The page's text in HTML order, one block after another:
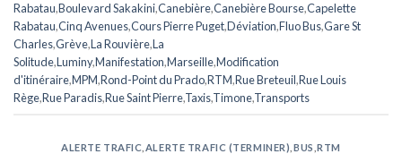
Rabatau,Boulevard Sakakini,Canebière,Canebière Bourse,Capelette
Rabatau,Cinq Avenues,Cours Pierre Puget,Déviation,Fluo Bus,Gare St
Charles,Grève,La Rouvière,La
Solitude,Luminy,Manifestation,Marseille,Modification
d'itinéraire,MPM,Rond-Point du Prado,RTM,Rue Breteuil,Rue Louis
Rège,Rue Paradis,Rue Saint Pierre,Taxis,Timone,Transports
ALERTE TRAFIC ALERTE TRAFIC (TERMINER) BUS ,RTM